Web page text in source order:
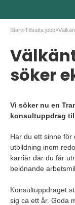
Start»Tillsatta jobb»
söker
Vi söker nu en
konsultuppdrag
Har du ett sinne för
utbildning inom
karriär där du får
belönande
Konsultuppdraget
sig ca ett år. Goda